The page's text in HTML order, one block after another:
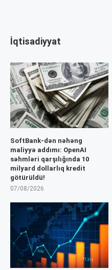
İqtisadiyyat
SoftBank-dən nəhəng
maliyyə addımı: OpenAI
səhmləri qarşılığında 10
milyard dollarlıq kredit
götürüldü!
07/08/2026